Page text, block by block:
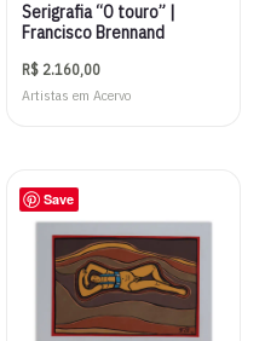
Serigrafia “O touro” |
Francisco Brennand
R$ 2.160,00
Artistas em Acervo
Save